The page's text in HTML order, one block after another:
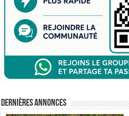
Dernières annonces